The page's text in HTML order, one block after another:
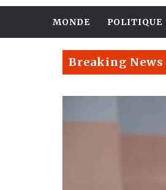
MONDE POLITIQUE
Breaking News